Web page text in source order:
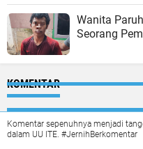
Wanita
Seorang
KOMENTAR
Komentar sepenuhnya menjadi
dalam UU ITE. #JernihBerkomentar